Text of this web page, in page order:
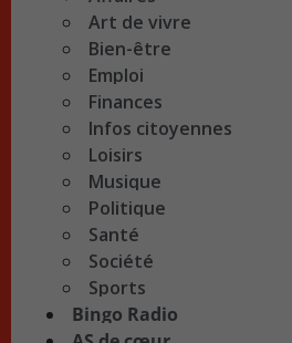
Art de vivre
Bien-être
Emploi
Finances
Infos citoyennes
Loisirs
Musique
Politique
Santé
Société
Sports
Bingo Radio